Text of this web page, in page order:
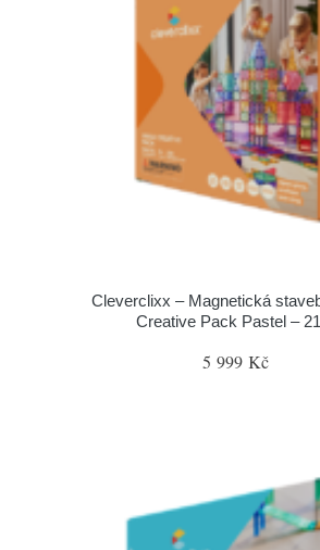
Cleverclixx – Magnetická
Creative Pack Pastel –
5 999 Kč